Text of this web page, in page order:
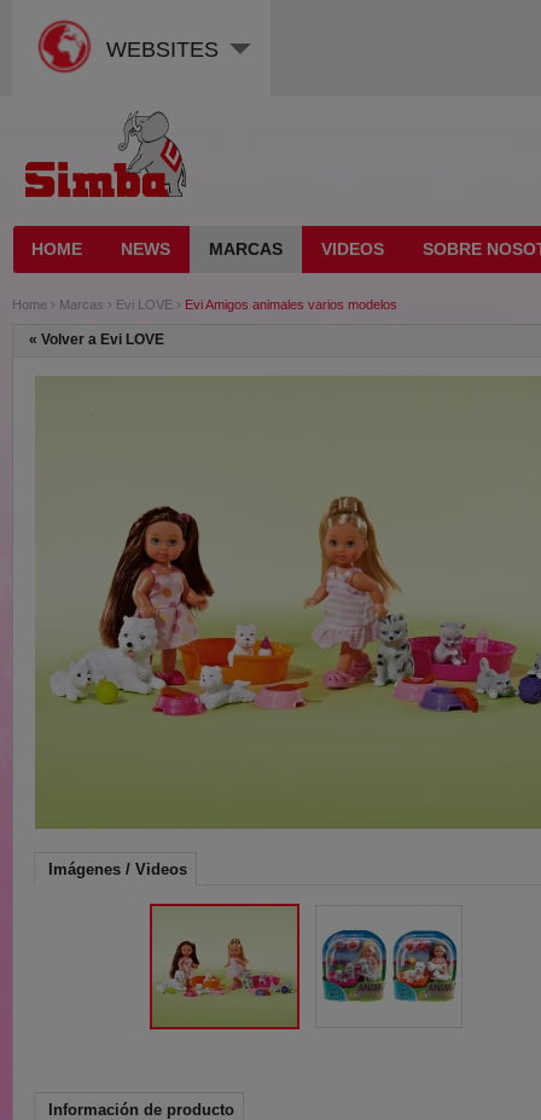
WEBSITES
HOME NEWS MARCAS VIDEOS SOBRE
Home › Marcas › Evi LOVE › Evi Amigos animales varios modelos
« Volver a Evi LOVE
Imágenes / Videos
Información de producto